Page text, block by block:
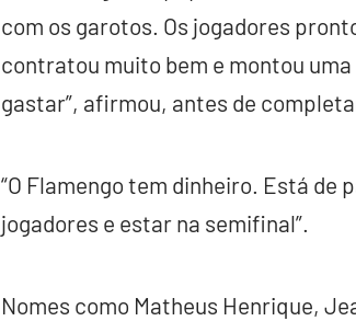
com os garotos. Os jogadores
contratou muito bem e montou
gastar”, afirmou, antes de
“O Flamengo tem dinheiro. Está
jogadores e estar na semifinal”.
Nomes como Matheus Henrique,